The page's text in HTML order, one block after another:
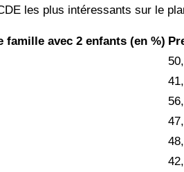
les plus intéressants sur le
famille avec 2 enfants (en %)